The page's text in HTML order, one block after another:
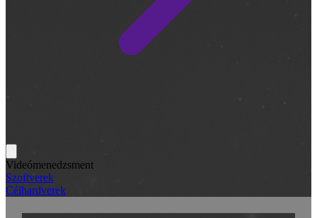
Videómenedzsment
Szoftverek
Célhardverek